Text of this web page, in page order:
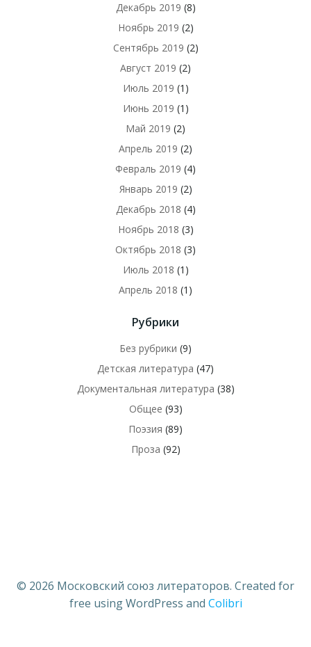
Декабрь 2019 (8)
Ноябрь 2019 (2)
Сентябрь 2019 (2)
Август 2019 (2)
Июль 2019 (1)
Июнь 2019 (1)
Май 2019 (2)
Апрель 2019 (2)
Февраль 2019 (4)
Январь 2019 (2)
Декабрь 2018 (4)
Ноябрь 2018 (3)
Октябрь 2018 (3)
Июль 2018 (1)
Апрель 2018 (1)
Рубрики
Без рубрики (9)
Детская литература (47)
Документальная литература (38)
Общее (93)
Поэзия (89)
Проза (92)
© 2026 Московский союз литераторов. Created for
free using WordPress and Colibri